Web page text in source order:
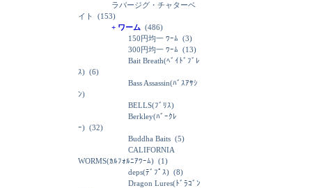
ラバージグ・チャターベ
イト
(153)
+ ワーム (486)
150円均一 ﾜｰﾑ (3)
300円均一 ﾜｰﾑ (13)
Bait Breath(ﾍﾞｲﾄﾞﾌﾞﾚ
ｽ) (6)
Bass Assassin(ﾊﾞｽｱｻｼ
ﾝ)
BELLS(ﾌﾞﾘｽ)
Berkley(ﾊﾞｰｸﾚ
ｰ) (32)
Buddha Baits (5)
CALIFORNIA
WORMS(ｶﾙﾌｫﾙﾆｱﾜｰﾑ) (1)
deps(ﾃﾞﾌﾟｽ) (8)
Dragon Lures(ﾄﾞﾗｺﾞﾝ